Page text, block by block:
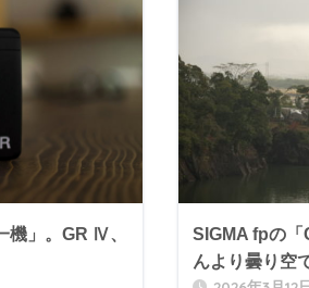
機」。GR Ⅳ、
SIGMA fpの
んより曇り空